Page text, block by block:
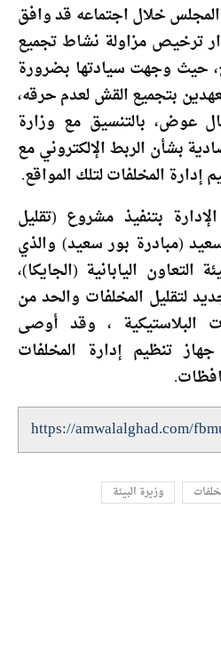
خلال اجتماعه قد وافق
ترخيص مزاولة نشاط تجميع
حيث وجهت سيادتها بضرورة
بتجميع القش لعدم حرقه،
عوض، بالتنسيق مع وزارة
بشأن الربط الإلكتروني مع
إدارة المخلفات لتلك المواقع.
بتنفيذ مشروع (تقليل
(مبادرة بور سعيد) والذي
اليابانية (الجايكا)،
لتقليل المخلفات والحد من
البلاستيكية ، وقد أوصى
تنظيم إدارة المخلفات
https://amwalalghad.com/
وزيرة البيئة